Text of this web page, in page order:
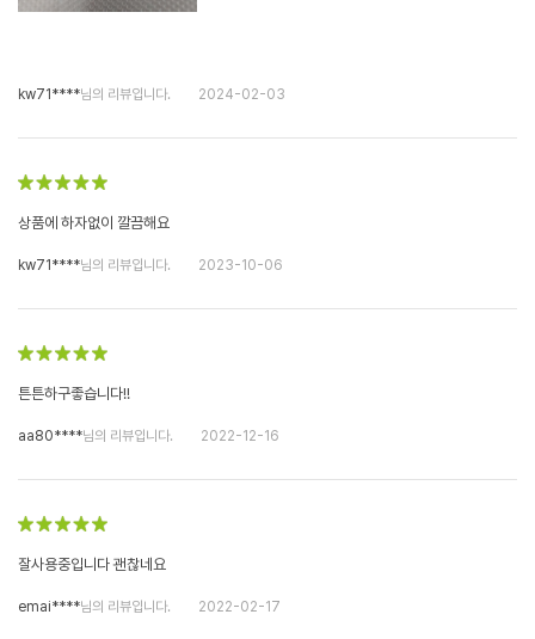
kw71****님의 리뷰입니다. 2024-02-03
상품에 하자없이 깔끔해요
kw71****님의 리뷰입니다. 2023-10-06
튼튼하구좋습니다!!
aa80****님의 리뷰입니다. 2022-12-16
잘사용중입니다 괜찮네요
emai****님의 리뷰입니다. 2022-02-17